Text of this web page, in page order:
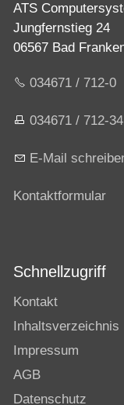
ATS
Jungfernstieg 24
06567 Bad
034671 / 712-0
034671 / 712-34
E-Mail
Kontaktformular
Schnellzugriff
Kontakt
Inhaltsverzeichnis
Impressum
AGB
Datenschutz